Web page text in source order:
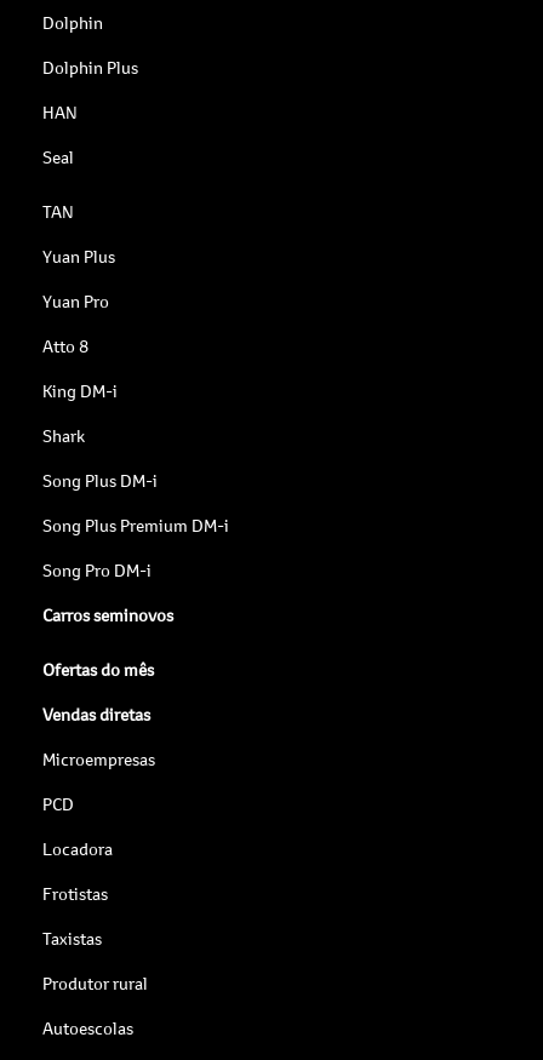
Dolphin
Dolphin Plus
HAN
Seal
TAN
Yuan Plus
Yuan Pro
Atto 8
King DM-i
Shark
Song Plus DM-i
Song Plus Premium DM-i
Song Pro DM-i
Carros seminovos
Ofertas do mês
Vendas diretas
Microempresas
PCD
Locadora
Frotistas
Taxistas
Produtor rural
Autoescolas